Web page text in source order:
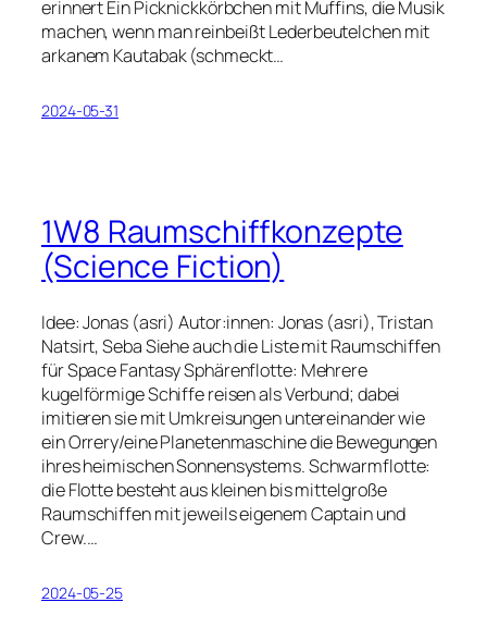
erinnert Ein Picknickkörbchen mit Muffins, die Musik
machen, wenn man reinbeißt Lederbeutelchen mit
arkanem Kautabak (schmeckt…
2024-05-31
1W8 Raumschiffkonzepte
(Science Fiction)
Idee: Jonas (asri) Autor:innen: Jonas (asri), Tristan
Natsirt, Seba Siehe auch die Liste mit Raumschiffen
für Space Fantasy Sphärenflotte: Mehrere
kugelförmige Schiffe reisen als Verbund; dabei
imitieren sie mit Umkreisungen untereinander wie
ein Orrery/eine Planetenmaschine die Bewegungen
ihres heimischen Sonnensystems. Schwarmflotte:
die Flotte besteht aus kleinen bis mittelgroße
Raumschiffen mit jeweils eigenem Captain und
Crew.…
2024-05-25